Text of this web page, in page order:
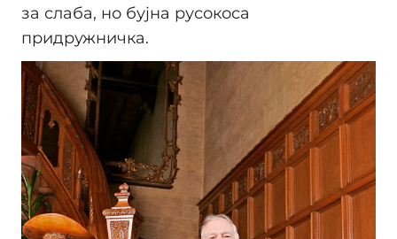
за слаба, но бујна русокоса
придружничка.